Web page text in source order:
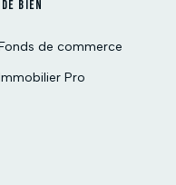
BIEN
de commerce
Pro